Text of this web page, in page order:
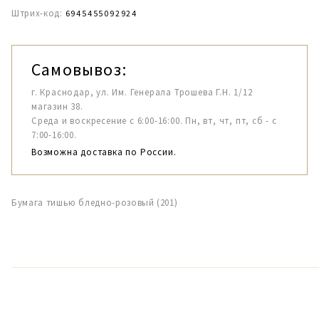
Штрих-код: 6945455092924
Самовывоз:
г. Краснодар, ул. Им. Генерала Трошева Г.Н. 1/12
магазин 38.
Среда и воскресение с 6:00-16:00. Пн, вт, чт, пт, сб - с
7:00-16:00.
Возможна доставка по России.
Бумага тишью бледно-розовый (201)